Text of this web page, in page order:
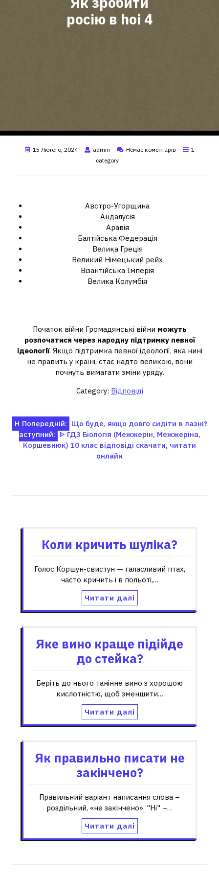
росію в hoi 4
15 Лютого, 2024 admin Немає коментарів
1
category
Австро-Угорщина
Андалусія
Аравія
Балтійська Федерація
Велика Греція
Великий Німецький рейх
Візантійська Імперія
Велика Колумбія
Початок війни Громадянські війни можуть
розпочатися через народну підтримку певної
ідеології. Якщо підтримка певної ідеології, яка нині
не править у країні, стає надто великою, вони
почнуть вимагати зміни уряду.
Category: Відповіді
Навігація
записів
Попередній: Що буде, якщо довго сидіти в лазні?
Н
аступний: ᐈ ГДЗ Біологія (Межжерін, Межжеріна,
Коршевнюк) 10 клас відповіді скачати, читати
онлайн
Коли кричить шуліка?
Голос Коршун-свистун — галасливий птах,
часто кричить і в польоті,…
Читати далі
Яке вино краще підійде
до стейка?
Беріть до нього танінне вино з хорошою
кислотністю, щоб зменшити…
Читати далі
Як правильно писати не
закінчено?
Правильний варіант написання слова –
роздільний, «не закінчено». "Ні" –…
Читати далі